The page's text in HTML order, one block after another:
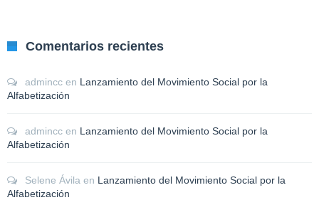
Comentarios recientes
admincc en Lanzamiento del Movimiento Social por la
Alfabetización
admincc en Lanzamiento del Movimiento Social por la
Alfabetización
Selene Ávila en Lanzamiento del Movimiento Social por la
Alfabetización